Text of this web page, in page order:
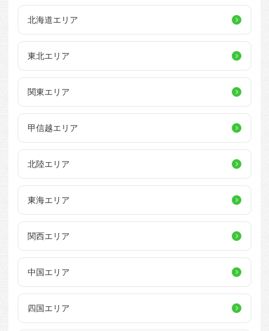
北海道エリア
東北エリア
関東エリア
甲信越エリア
北陸エリア
東海エリア
関西エリア
中国エリア
四国エリア